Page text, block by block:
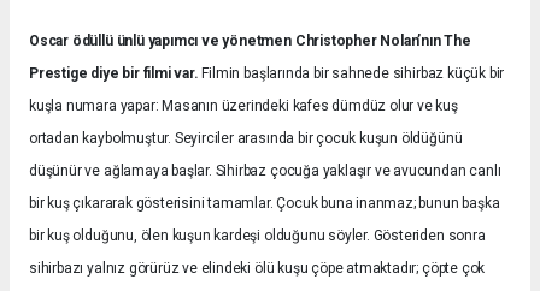
Oscar ödüllü ünlü yapımcı ve yönetmen Christopher Nolan’nın The
Prestige diye bir filmi var. Filmin başlarında bir sahnede sihirbaz küçük bir
kuşla numara yapar: Masanın üzerindeki kafes dümdüz olur ve kuş
ortadan kaybolmuştur. Seyirciler arasında bir çocuk kuşun öldüğünü
düşünür ve ağlamaya başlar. Sihirbaz çocuğa yaklaşır ve avucundan canlı
bir kuş çıkararak gösterisini tamamlar. Çocuk buna inanmaz; bunun başka
bir kuş olduğunu, ölen kuşun kardeşi olduğunu söyler. Gösteriden sonra
sihirbazı yalnız görürüz ve elindeki ölü kuşu çöpe atmaktadır; çöpte çok